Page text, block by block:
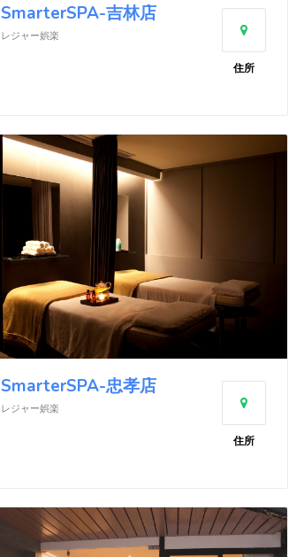
SmarterSPA-吉林店
レジャー娯楽
住所
SmarterSPA-忠孝店
レジャー娯楽
住所